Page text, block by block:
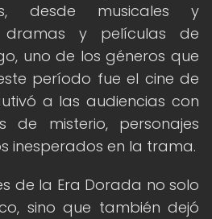
desde musicales y
dramas y películas de
uno de los géneros que
período fue el cine de
a las audiencias con
de misterio, personajes
inesperados en la trama.
de la Era Dorada no solo
sino que también dejó